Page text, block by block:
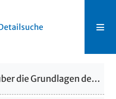
UB Gießen, Hs NF 365 - Bemerkungen zu dem Gesetzentwurf über die Grundlagen der Gerichtsorganisation für die Provinzen Starkenburg und Oberhessen ; anonyme Denkschrift, als Diskussionsgrundlage für einen kleinen Kreis von Fachleuten gedacht - UB Gießen, Hs NF 365